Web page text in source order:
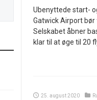
Ubenyttede start-
Gatwick Airport bør
Selskabet åbner
klar til at øge til 20
25. august 2020